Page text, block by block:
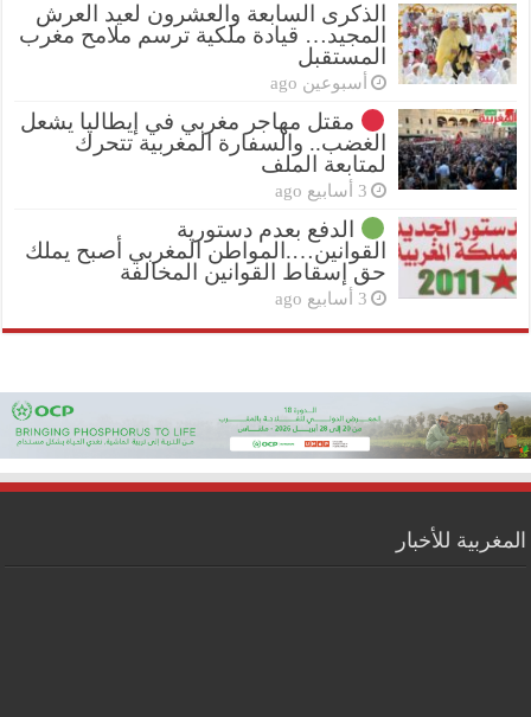
الذكرى السابعة والعشرون لعيد العرش
المجيد… قيادة ملكية ترسم ملامح مغرب
المستقبل
أسبوعين ago
مقتل مهاجر مغربي في إيطاليا يشعل
الغضب.. والسفارة المغربية تتحرك
لمتابعة الملف
3 أسابيع ago
الدفع بعدم دستورية
القوانين….المواطن المغربي أصبح يملك
حق إسقاط القوانين المخالفة
3 أسابيع ago
المغربية للأخبار